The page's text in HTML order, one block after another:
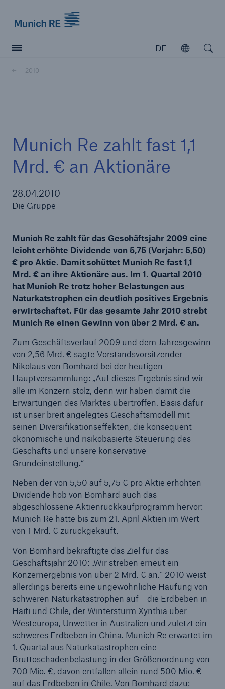
DE
Öffnen
2010
Munich Re zahlt fast 1,1
Mrd. € an Aktionäre
28.04.2010
Die Gruppe
Munich Re zahlt für das Geschäftsjahr 2009 eine
leicht erhöhte Dividende von 5,75 (Vorjahr: 5,50)
€ pro Aktie. Damit schüttet Munich Re fast 1,1
Mrd. € an ihre Aktionäre aus. Im 1. Quartal 2010
hat Munich Re trotz hoher Belastungen aus
Naturkatstrophen ein deutlich positives Ergebnis
erwirtschaftet. Für das gesamte Jahr 2010 strebt
Munich Re einen Gewinn von über 2 Mrd. € an.
Zum Geschäftsverlauf 2009 und dem Jahresgewinn
von 2,56 Mrd. € sagte Vorstandsvorsitzender
Nikolaus von Bomhard bei der heutigen
Hauptversammlung: „Auf dieses Ergebnis sind wir
alle im Konzern stolz, denn wir haben damit die
Erwartungen des Marktes übertroffen. Basis dafür
ist unser breit angelegtes Geschäftsmodell mit
seinen Diversifikationseffekten, die konsequent
ökonomische und risikobasierte Steuerung des
Geschäfts und unsere konservative
Grundeinstellung.“
Neben der von 5,50 auf 5,75 € pro Aktie erhöhten
Dividende hob von Bomhard auch das
abgeschlossene Aktienrückkaufprogramm hervor:
Munich Re hatte bis zum 21. April Aktien im Wert
von 1 Mrd. € zurückgekauft.
Von Bomhard bekräftigte das Ziel für das
Geschäftsjahr 2010: „Wir streben erneut ein
Konzernergebnis von über 2 Mrd. € an.“ 2010 weist
allerdings bereits eine ungewöhnliche Häufung von
schweren Naturkatastrophen auf – die Erdbeben in
Haiti und Chile, der Wintersturm Xynthia über
Westeuropa, Unwetter in Australien und zuletzt ein
schweres Erdbeben in China. Munich Re erwartet im
1. Quartal aus Naturkatastrophen eine
Bruttoschadenbelastung in der Größenordnung von
700 Mio. €, davon entfallen allein rund 500 Mio. €
auf das Erdbeben in Chile. Von Bomhard dazu:
Tech Trend Radar 2026
Our expert perspective for insurance
Marine Trend Radar 2025
Naturkatastrophen
Versicherungslücke: der Anteil der nicht
versicherten Schäden aus Naturkatastrophen
seit 1980 beträgt
71.8%